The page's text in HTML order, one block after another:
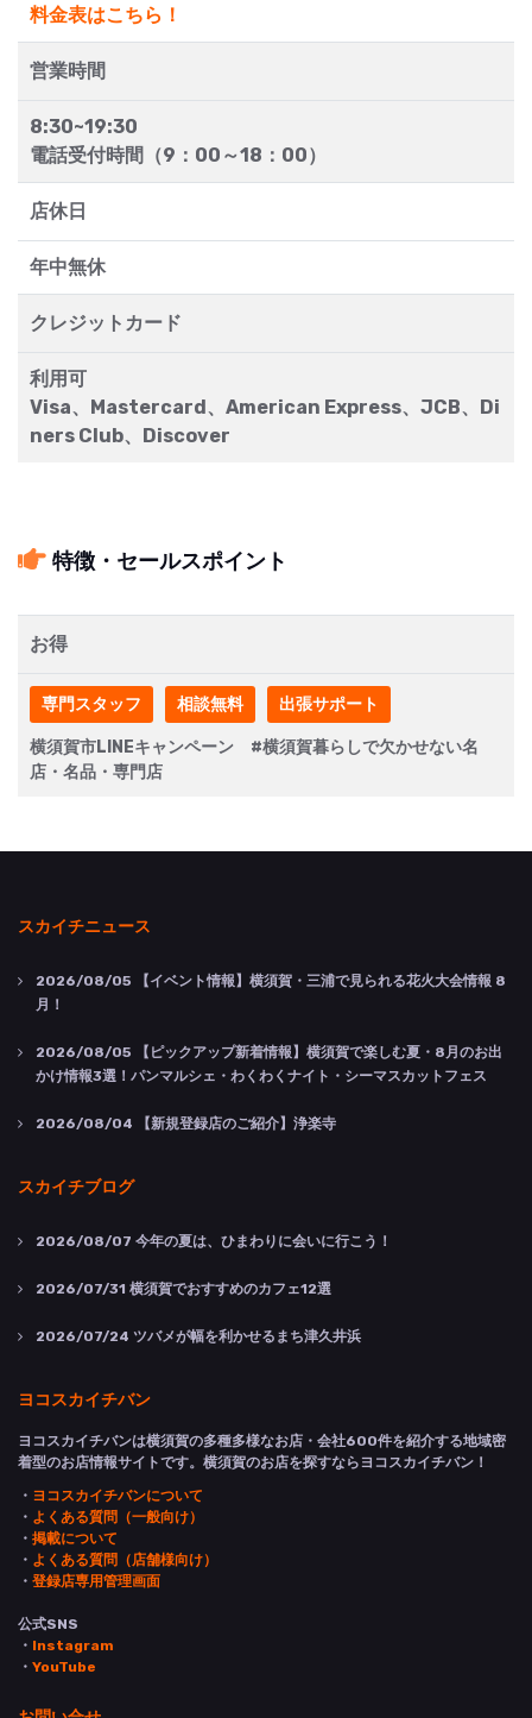
料金表はこちら！
営業時間
8:30~19:30
電話受付時間（9：00～18：00）
店休日
年中無休
クレジットカード
利用可
Visa、Mastercard、American Express、JCB、Di
ners Club、Discover
特徴・セールスポイント
お得
専門スタッフ 相談無料 出張サポート
横須賀市LINEキャンペーン #横須賀暮らしで欠かせない名
店・名品・専門店
スカイチニュース
2026/08/05 【イベント情報】横須賀・三浦で見られる花火大会情報 8
月！
2026/08/05 【ピックアップ新着情報】横須賀で楽しむ夏・8月のお出
かけ情報3選！パンマルシェ・わくわくナイト・シーマスカットフェス
2026/08/04 【新規登録店のご紹介】浄楽寺
スカイチブログ
2026/08/07 今年の夏は、ひまわりに会いに行こう！
2026/07/31 横須賀でおすすめのカフェ12選
2026/07/24 ツバメが幅を利かせるまち津久井浜
ヨコスカイチバン
ヨコスカイチバンは横須賀の多種多様なお店・会社600件を紹介する地域密
着型のお店情報サイトです。横須賀のお店を探すならヨコスカイチバン！
・ ヨコスカイチバンについて
・ よくある質問（一般向け）
・ 掲載について
・ よくある質問（店舗様向け）
・ 登録店専用管理画面
公式SNS
・ Instagram
・ YouTube